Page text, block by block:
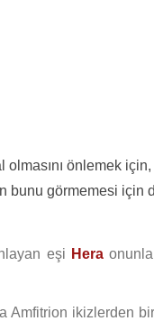
olmasını önlemek için,
bunu görmemesi için
eşi Heraonunla
Amfitrion ikizlerden